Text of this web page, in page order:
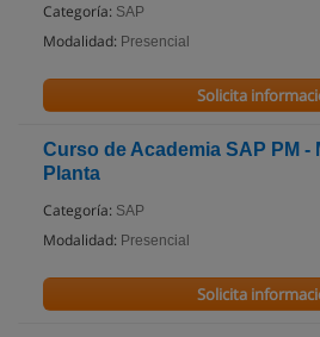
Categoría: SAP
Modalidad: Presencial
Solicita
Curso de Academia SAP PM -
Planta
Categoría: SAP
Modalidad: Presencial
Solicita